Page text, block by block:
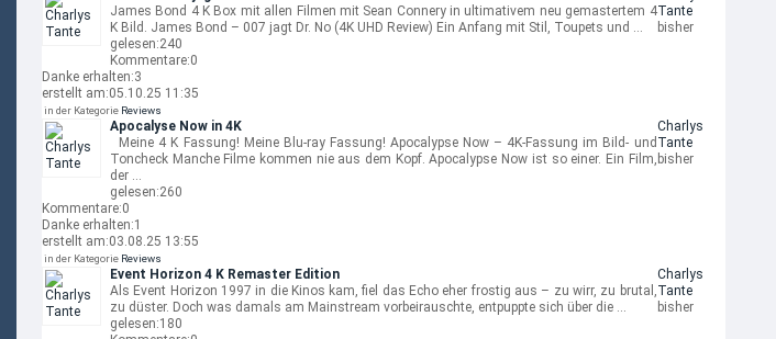
James Bond 4 K Box mit allen Filmen mit Sean Connery in ultimativem neu gemastertem 4
K Bild. James Bond – 007 jagt Dr. No (4K UHD Review) Ein Anfang mit Stil, Toupets und …
Tante
bisher
gelesen:240
Kommentare:0
Danke erhalten:3
erstellt am:05.10.25 11:35
in der Kategorie Reviews
Apocalyse Now in 4K
Meine 4 K Fassung! Meine Blu-ray Fassung! Apocalypse Now – 4K-Fassung im Bild- und
Toncheck Manche Filme kommen nie aus dem Kopf. Apocalypse Now ist so einer. Ein Film,
der …
Charlys
Tante
bisher
gelesen:260
Kommentare:0
Danke erhalten:1
erstellt am:03.08.25 13:55
in der Kategorie Reviews
Event Horizon 4 K Remaster Edition
Als Event Horizon 1997 in die Kinos kam, fiel das Echo eher frostig aus – zu wirr, zu brutal,
zu düster. Doch was damals am Mainstream vorbeirauschte, entpuppte sich über die …
Charlys
Tante
bisher
gelesen:180